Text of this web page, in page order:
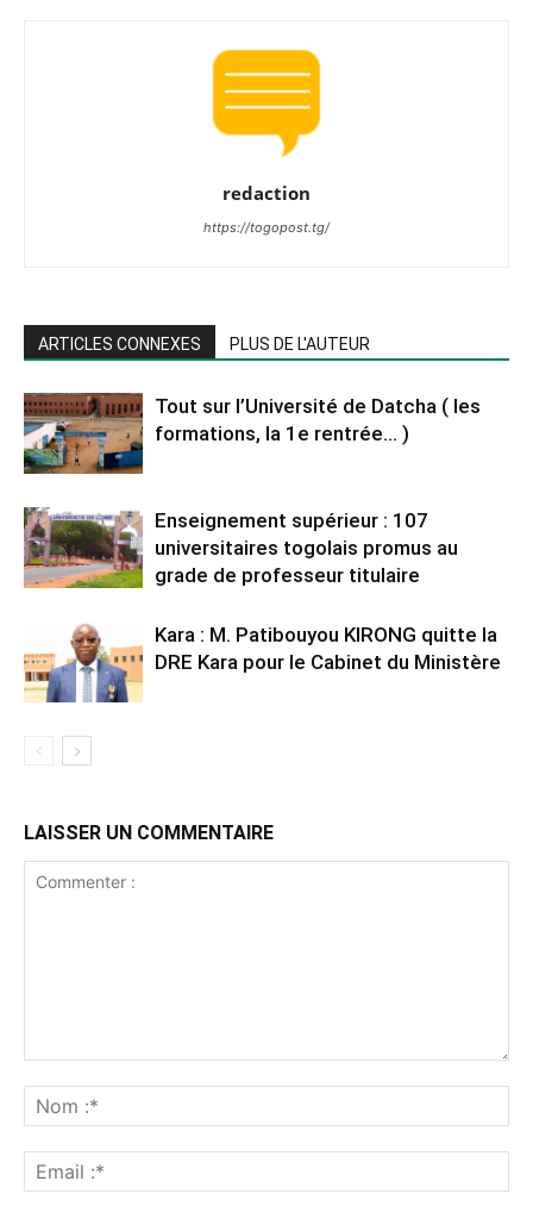
redaction
https://togopost.tg/
ARTICLES CONNEXES PLUS DE L'AUTEUR
Tout sur l’Université de Datcha ( les
formations, la 1e rentrée… )
Enseignement supérieur : 107
universitaires togolais promus au
grade de professeur titulaire
Kara : M. Patibouyou KIRONG quitte la
DRE Kara pour le Cabinet du Ministère
LAISSER UN COMMENTAIRE